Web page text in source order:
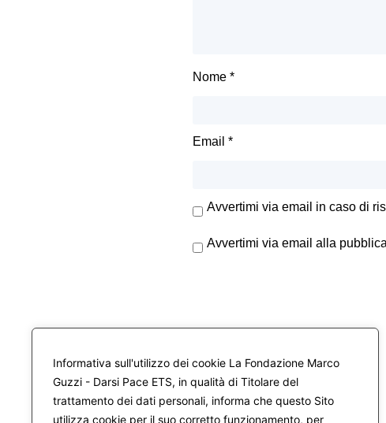
Informativa sull'utilizzo dei cookie La Fondazione Marco
Guzzi - Darsi Pace ETS, in qualità di Titolare del
trattamento dei dati personali, informa che questo Sito
utilizza cookie per il suo corretto funzionamento, per
Nome *
Email *
Avvertimi via email in caso di
Avvertimi via email alla